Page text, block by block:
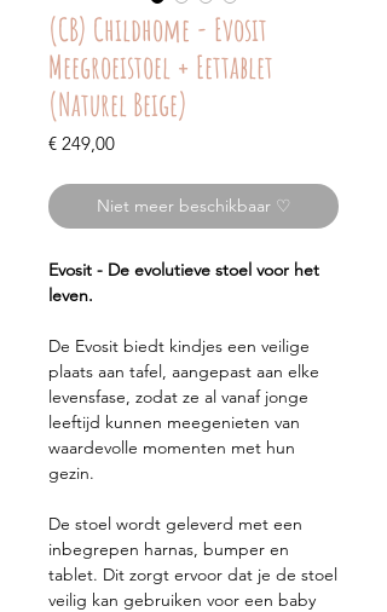
(CB) Childhome - Evosit
Meegroeistoel + Eettablet
(Naturel Beige)
€ 249,00Prijs
Niet meer beschikbaar ♡
Evosit - De evolutieve stoel voor het
leven.
De Evosit biedt kindjes een veilige
plaats aan tafel, aangepast aan elke
levensfase, zodat ze al vanaf jonge
leeftijd kunnen meegenieten van
waardevolle momenten met hun
gezin.
De stoel wordt geleverd met een
inbegrepen harnas, bumper en
tablet. Dit zorgt ervoor dat je de stoel
veilig kan gebruiken voor een baby